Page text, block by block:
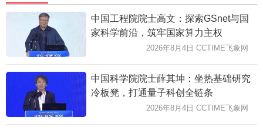
中国工程院院士高文：探索GSnet与国
家科学前沿，筑牢国家算力主权
2026年8月4日 CCTIME飞象网
中国科学院院士薛其坤：坐热基础研究
冷板凳，打通量子科创全链条
2026年8月4日 CCTIME飞象网